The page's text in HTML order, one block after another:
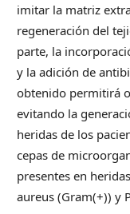
imitar la matriz
regeneración del
parte, la
y la adición de
obtenido permitirá
evitando la
heridas de los
cepas de
presentes en
aureus (Gram(+)) y